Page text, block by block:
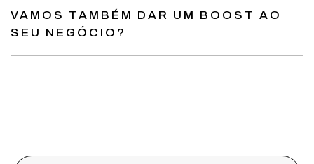
VAMOS TAMBÉM DAR UM BOOST AO
SEU NEGÓCIO?